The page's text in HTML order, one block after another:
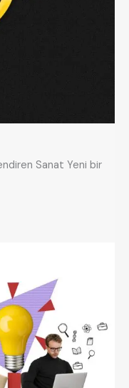
Sanat Yeni bir